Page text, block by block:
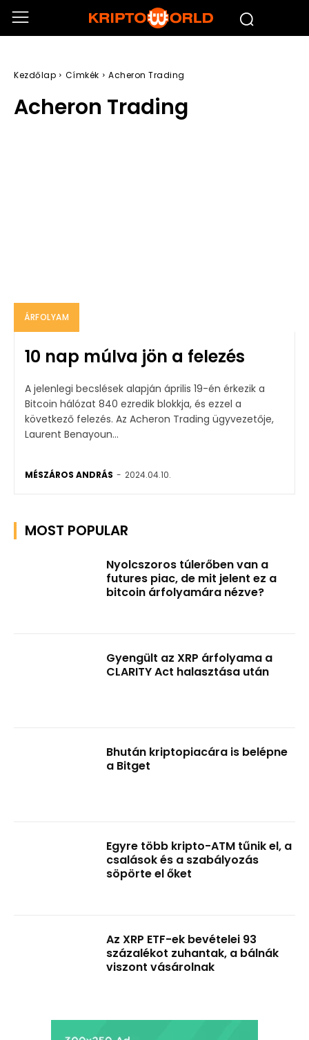
Kezdőlap Címkék Acheron Trading
Acheron Trading
ÁRFOLYAM
10 nap múlva jön a felezés
A jelenlegi becslések alapján április 19-én érkezik a
Bitcoin hálózat 840 ezredik blokkja, és ezzel a
következő felezés. Az Acheron Trading ügyvezetője,
Laurent Benayoun...
MÉSZÁROS ANDRÁS - 2024.04.10.
MOST POPULAR
Nyolcszoros túlerőben van a
futures piac, de mit jelent ez a
bitcoin árfolyamára nézve?
Gyengült az XRP árfolyama a
CLARITY Act halasztása után
Bhután kriptopiacára is belépne
a Bitget
Egyre több kripto-ATM tűnik el, a
csalások és a szabályozás
söpörte el őket
Az XRP ETF-ek bevételei 93
százalékot zuhantak, a bálnák
viszont vásárolnak